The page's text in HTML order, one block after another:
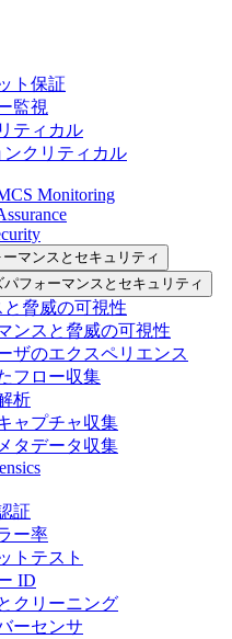
ト保証
監視
ティカル
クリティカル
Monitoring
マンスとセキュリティ
フォーマンスとセキュリティ
脅威の可視性
ンスと脅威の可視性
ザのエクスペリエンス
フロー収集
析
ャプチャ収集
タデータ収集
証
ー率
トテスト
ID
クリーニング
ーセンサ